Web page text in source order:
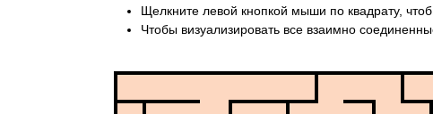
Щелкните левой кнопкой мыши по квадрату,
Чтобы визуализировать все взаимно